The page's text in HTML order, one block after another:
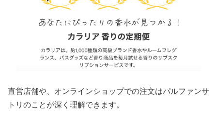
直営店舗や、オンラインショップでの注文はパルファンサ
トリのことが深く理解できます。